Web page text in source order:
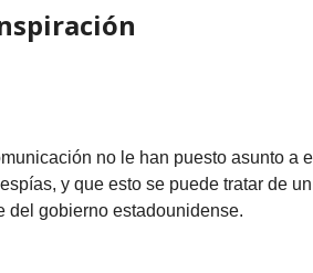
no le han puesto asunto a
y que esto se puede tratar de
del gobierno estadounidense.